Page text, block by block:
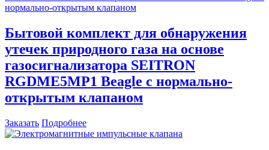
Бытовой комплект для обнаружения
утечек природного газа на основе
газосигнализатора SEITRON
RGDME5MP1 Beagle с нормально-
открытым клапаном
Заказать Подробнее